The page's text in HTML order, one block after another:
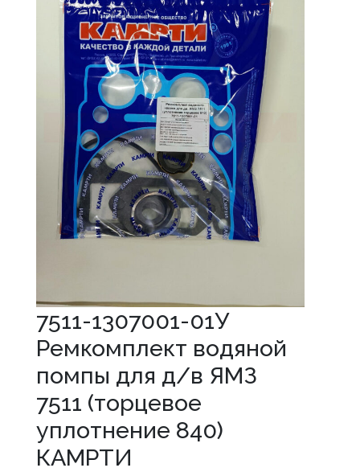
7511-1307001-01У
Ремкомплект водяной
помпы для д/в ЯМЗ
7511 (торцевое
уплотнение 840)
КАМРТИ